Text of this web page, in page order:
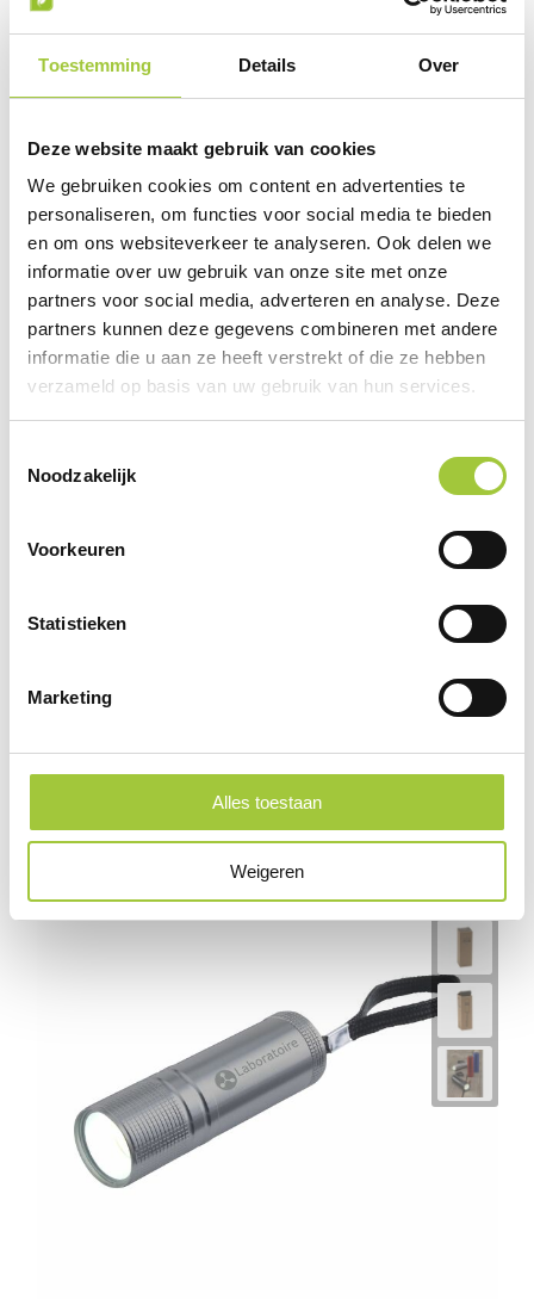
Toestemming Details Over
Deze website maakt gebruik van cookies
We gebruiken cookies om content en advertenties te
personaliseren, om functies voor social media te bieden
en om ons websiteverkeer te analyseren. Ook delen we
informatie over uw gebruik van onze site met onze
partners voor social media, adverteren en analyse. Deze
partners kunnen deze gegevens combineren met andere
informatie die u aan ze heeft verstrekt of die ze hebben
verzameld op basis van uw gebruik van hun services.
Noodzakelijk
Voorkeuren
Statistieken
Marketing
Alles toestaan
Weigeren
Quattro zaklamp
€ 2,19
€ 2,24